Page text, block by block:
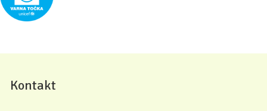
Kontakt